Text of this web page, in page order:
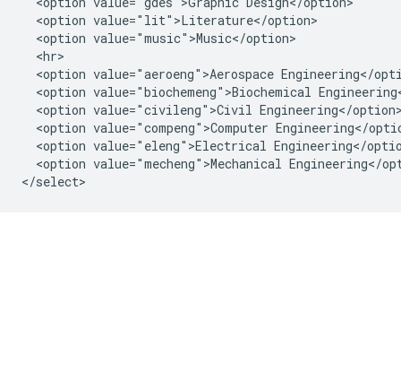
  <option value="lit">Literature</option>
  <option value="music">Music</option>
  <hr>
<option value="aeroeng">Aerospace Engineering</
<option value="biochemeng">Biochemical
<option value="civileng">Civil Engineering</
<option value="compeng">Computer Engineering</
<option value="eleng">Electrical Engineering</
<option value="mecheng">Mechanical Engineering</